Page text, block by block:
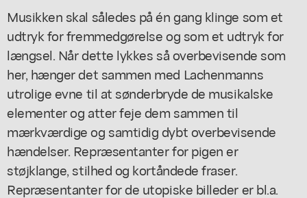
Musikken skal således på én gang klinge som et
udtryk for fremmedgørelse og som et udtryk for
længsel. Når dette lykkes så overbevisende som
her, hænger det sammen med Lachenmanns
utrolige evne til at sønderbryde de musikalske
elementer og atter feje dem sammen til
mærkværdige og samtidig dybt overbevisende
hændelser. Repræsentanter for pigen er
støjklange, stilhed og kortåndede fraser.
Repræsentanter for de utopiske billeder er bl.a.